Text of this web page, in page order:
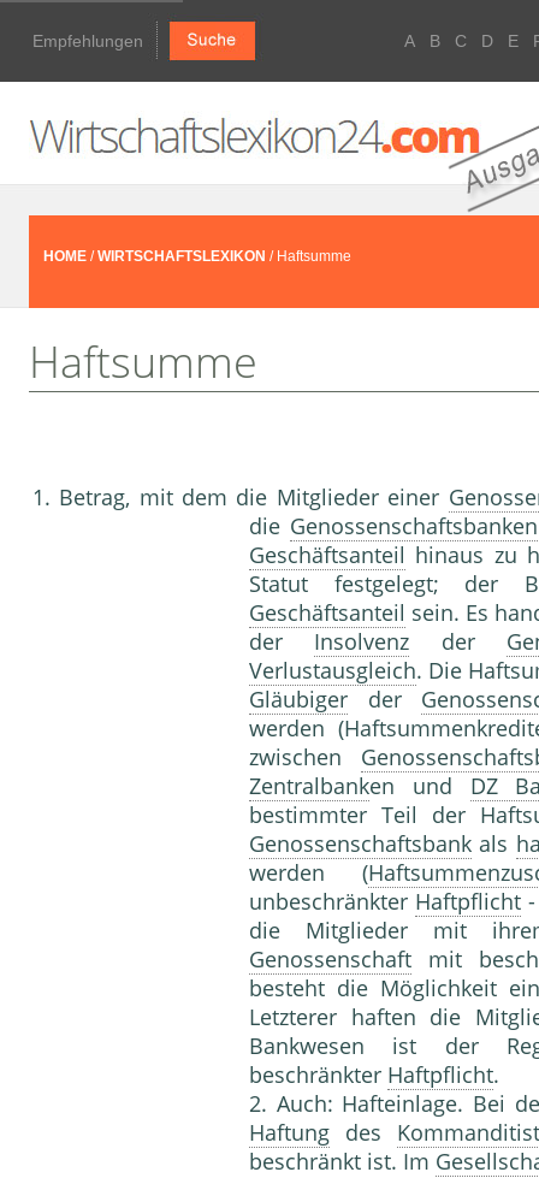
Empfehlungen A B C D E
HOME /WIRTSCHAFTSLEXIKON / Haftsumme
Haftsumme
1. Betrag, mit dem die Mitglieder einer
die Genossenschaftsbanken
Geschäftsanteil hinaus zu
Statut festgelegt; der
Geschäftsanteil sein. Es
der Insolvenz der
Verlustausgleich. Die
Gläubiger der
werden
zwischen
Zentralbanken und DZ
bestimmter Teil der
Genossenschaftsbank als
werden (
unbeschränkter Haftpflicht
die Mitglieder mit
Genossenschaft mit
besteht die Möglichkeit
Letzterer haften die
Bankwesen ist der
beschränkter Haftpflicht.
2. Auch: Hafteinlage. Bei
Haftung des Kommanditist
beschränkt ist. Im